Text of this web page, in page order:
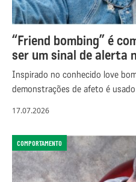
“Friend bombing” é
ser um sinal de alerta
Inspirado no conhecido love
demonstrações de afeto é
17.07.2026
COMPORTAMENTO